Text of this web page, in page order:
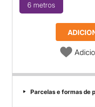
6 metros
Parcelas e formas de